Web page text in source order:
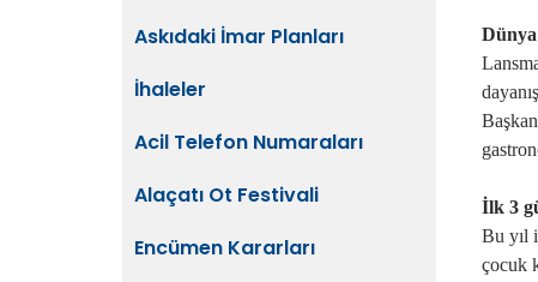
Askıdaki İmar Planları
İhaleler
Acil Telefon Numaraları
Alaçatı Ot Festivali
Encümen Kararları
Dünya
İlk 3
Bu yıl
çocuk